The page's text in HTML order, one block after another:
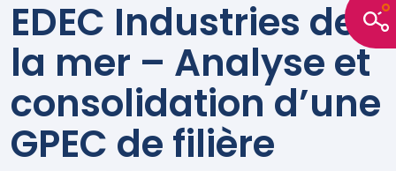
EDEC Industries de
la mer – Analyse et
consolidation d’une
GPEC de filière